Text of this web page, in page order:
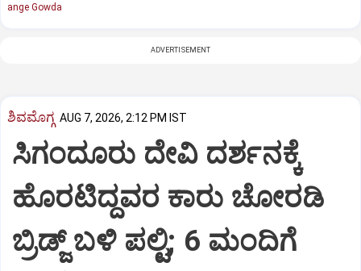
ange Gowda
ADVERTISEMENT
ಶಿವಮೊಗ್ಗ AUG 7, 2026, 2:12 PM IST
ಸಿಗಂದೂರು ದೇವಿ ದರ್ಶನಕ್ಕೆ
ಹೊರಟಿದ್ದವರ ಕಾರು ಚೋರಡಿ
ಬ್ರಿಡ್ಜ್ ಬಳಿ ಪಲ್ಟಿ; 6 ಮಂದಿಗೆ